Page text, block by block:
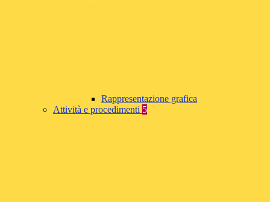
Rappresentazione grafica
Attività e procedimenti 5